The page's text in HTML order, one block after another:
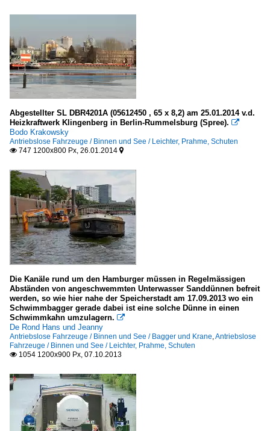
Abgestellter SL DBR4201A (05612450 , 65 x 8,2) am 25.01.2014 v.d.
Heizkraftwerk Klingenberg in Berlin-Rummelsburg (Spree). 
Bodo Krakowsky
Antriebslose Fahrzeuge / Binnen und See / Leichter, Prahme, Schuten
 747 1200x800 Px, 26.01.2014 
Die Kanäle rund um den Hamburger müssen in Regelmässigen
Abständen von angeschwemmten Unterwasser Sanddünnen befreit
werden, so wie hier nahe der Speicherstadt am 17.09.2013 wo ein
Schwimmbagger gerade dabei ist eine solche Dünne in einen
Schwimmkahn umzulagern. 
De Rond Hans und Jeanny
Antriebslose Fahrzeuge / Binnen und See / Bagger und Krane,Antriebslose
Fahrzeuge / Binnen und See / Leichter, Prahme, Schuten
 1054 1200x900 Px, 07.10.2013